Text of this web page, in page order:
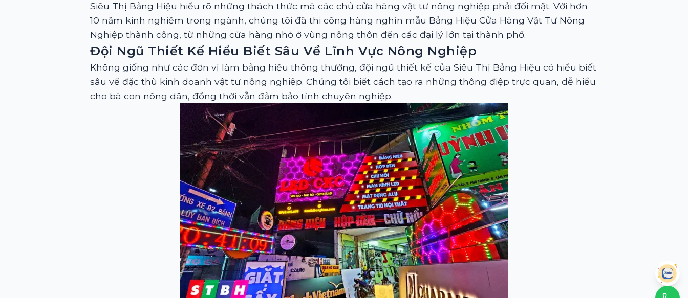
Siêu Thị Bảng Hiệu hiểu rõ những thách thức mà các chủ cửa hàng vật tư nông nghiệp phải đối mặt. Với hơn
10 năm kinh nghiệm trong ngành, chúng tôi đã thi công hàng nghìn mẫu Bảng Hiệu Cửa Hàng Vật Tư Nông
Nghiệp thành công, từ những cửa hàng nhỏ ở vùng nông thôn đến các đại lý lớn tại thành phố.
Đội Ngũ Thiết Kế Hiểu Biết Sâu Về Lĩnh Vực Nông Nghiệp
Không giống như các đơn vị làm bảng hiệu thông thường, đội ngũ thiết kế của Siêu Thị Bảng Hiệu có hiểu biết
sâu về đặc thù kinh doanh vật tư nông nghiệp. Chúng tôi biết cách tạo ra những thông điệp trực quan, dễ hiểu
cho bà con nông dân, đồng thời vẫn đảm bảo tính chuyên nghiệp.